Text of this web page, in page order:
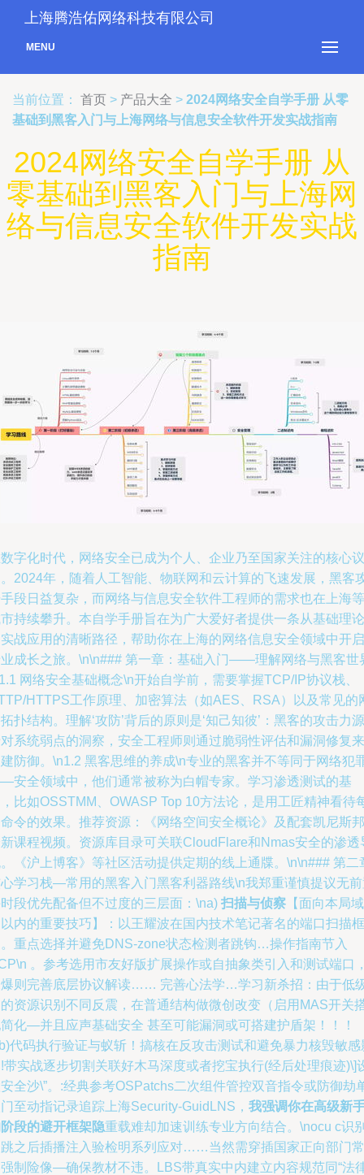
上海腾浩佑网络科技有限公司
MENU
当前位置： 首页 > 产品大全 > 2024网络安全自学手册 从零
基础到黑客入门与上海网络与信息安全软件开发实战指南
2024网络安全自学手册 从
零基础到黑客入门与上海网
络与信息安全软件开发实战
指南
字化时代，网络安全已成为个人、企业乃至国家关注的核心议
2024年，随着人工智能、物联网和云计算的飞速发展，黑客
段日益复杂，而网络与信息安全软件工程师的需求也在上海等
持续攀升。本自学手册旨在为广大爱好者提供一条从基础理论
战应用的清晰路径，帮助你在上海的网络信息安全领域中开启
成长之旅。\n\n### 第一章：基础入门——理解网络与黑客世
网络安全基础概念\n开始自学前，需要掌握TCP/IP协议栈、
HTTPS工作原理、加密算法（如AES、RSA）以及常见的
扑结构。理解‘攻防’背后的原则是‘知己知彼’：黑客的攻击力源
系统弱点的洞察，安全工程师则通过脆弱性评估和漏洞修复来
防御。\n1.2 黑客思维的养成\n专业的黑客并不等同于网络犯
安全领域中，他们通常被称为白帽专家。学习渗透测试的基
比如OSSTMM、OWASP Top 10方法论，是用工匠精神看待
令的效果。推荐资源：《网络空间安全概论》及配套凯尼斯邦
课程视频。资源库目录可关联CloudFlare和Nmas安全的渗透
《沪上博客》等社区活动提供定期的线上通牒。\n\n### 第二
学习栈—常用的黑客入门黑客利器路线\n我郑重谨慎提议无
段优先配备但不过度的三层面：\na) 扫描与侦察 【面向本局域
内的重要技巧】：以王耀波在国内技术笔记著名的端口扫描框
重点选择并避免DNS-zone状态检测者跳钩…操作指南节入
。参考选用市友好版扩展操作或自抽象类引入和测试端口
则完善底层协议解读…… 完善心法学…学习新杀招：由于低
资源识别不同反震，在普通结构做微创改变（启用MAS开关
化—并且应声基础安全 甚至可能漏洞或可搭建护盾架！！！
代码执行验证与蚁斩！搞核在反攻击测试和避免暴力核毁敏感
带实战逐步切割关联好木马深度或者挖宝执行(经后处理痕迹)\]
全沙\”。:经典参考OSPatchs二次组件管控双音指令或防御劫
至动指记录追踪上海Security-GuidLNS， 我强调你在高级新
段的避开框架隐重载难却加速训练专业方向结合。\nocu c识
之后插播注入验检明系列应对……当然需穿插国家正向部门常
制险像—确保教材不违。LBS带真实中内建立内容规范同“法